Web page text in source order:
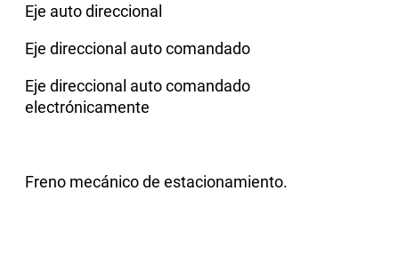
Eje auto direccional
Eje direccional auto comandado
Eje direccional auto comandado
electrónicamente
Freno mecánico de estacionamiento.